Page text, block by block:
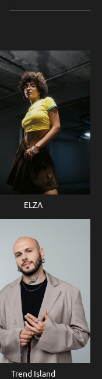
ELZA
Trend Island